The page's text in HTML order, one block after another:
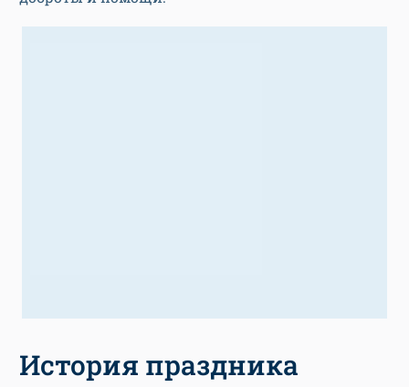
История праздника